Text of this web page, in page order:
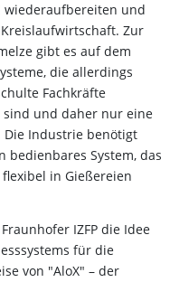
wiederaufbereiten und
Zur
gibt es auf dem
die allerdings
Fachkräfte
und daher nur eine
Industrie benötigt
bedienbares System, das
in Gießereien
IZFP die Idee
für die
von "AloX" – der